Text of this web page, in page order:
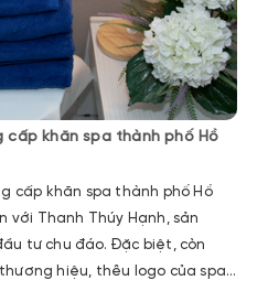
cấp khăn spa thành phố Hồ
cấp khăn spa thành phố Hồ
với Thanh Thúy Hạnh, sản
tư chu đáo. Đặc biệt, còn
hiệu, thêu logo của spa